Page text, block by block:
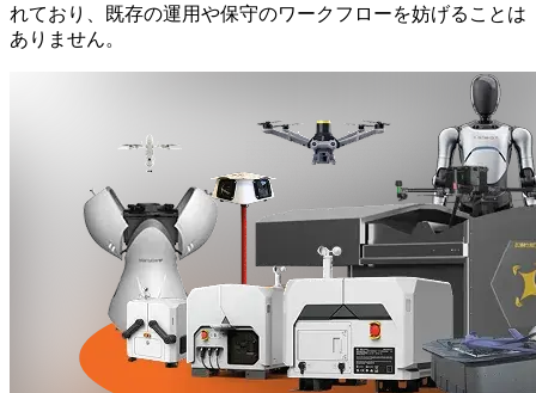
れており、既存の運用や保守のワークフローを妨げることは
ありません。